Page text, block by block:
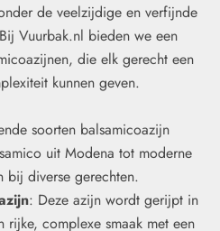
de veelzijdige en verfijnde
Vuurbak.nl bieden we een
die elk gerecht een
kunnen geven.
soorten balsamicoazijn
uit Modena tot moderne
bij diverse gerechten.
: Deze azijn wordt gerijpt in
rijke, complexe smaak met een